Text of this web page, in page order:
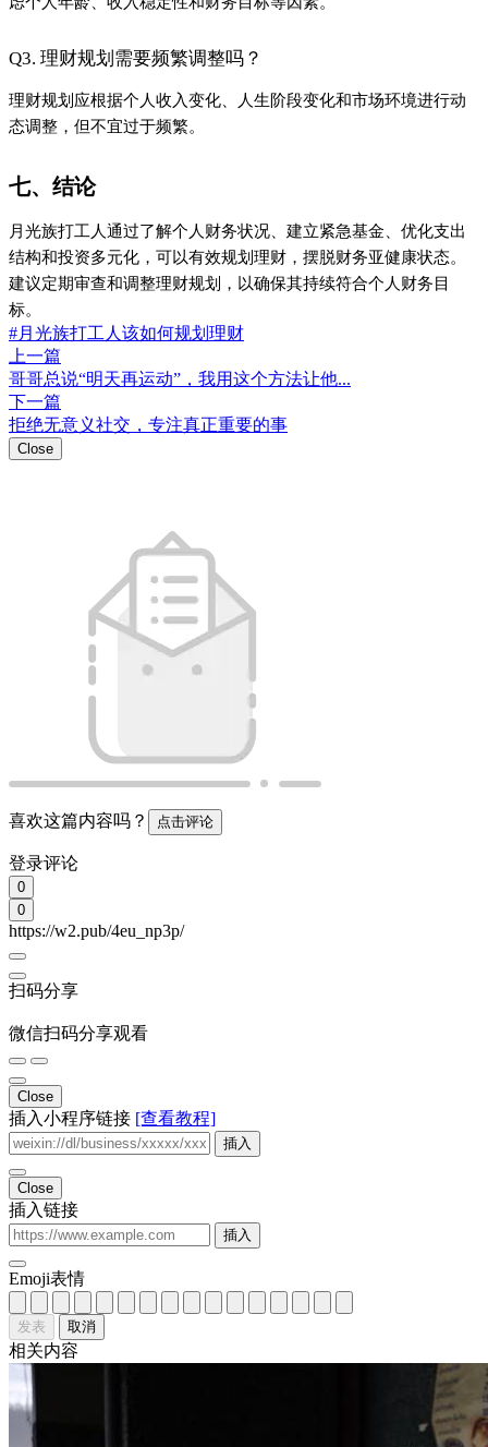
Q3. 理财规划需要频繁调整吗？
理财规划应根据个人收入变化、人生阶段变化和市场环境进行动
态调整，但不宜过于频繁。
七、结论
月光族打工人通过了解个人财务状况、建立紧急基金、优化支出
结构和投资多元化，可以有效规划理财，摆脱财务亚健康状态。
建议定期审查和调整理财规划，以确保其持续符合个人财务目
标。
#月光族打工人该如何规划理财
上一篇
哥哥总说“明天再运动”，我用这个方法让他...
下一篇
拒绝无意义社交，专注真正重要的事
Close
喜欢这篇内容吗？ 点击评论
登录评论
0
0
https://w2.pub/4eu_np3p/
扫码分享
微信扫码分享观看
Close
插入小程序链接 [查看教程]
插入
Close
插入链接
插入
Emoji表情
发表 取消
相关内容